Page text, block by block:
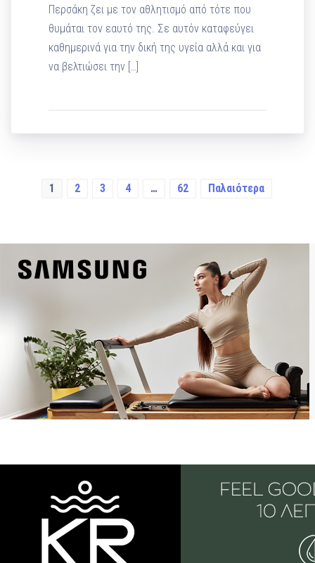
Περσάκη ζει με τον αθλητισμό από τότε που
θυμάται τον εαυτό της. Σε αυτόν καταφεύγει
καθημερινά για την δική της υγεία αλλά και για
να βελτιώσει την […]
1 2 3 4 … 62 Παλαιότερα